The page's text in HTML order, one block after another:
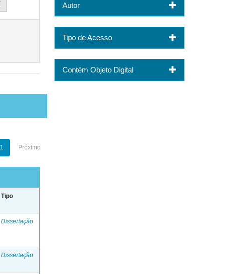
1 Próximo
Tipo
Dissertação
Dissertação
Autor
Tipo de Acesso
Contém Objeto Digital